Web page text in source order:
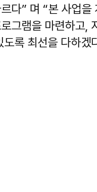
다” 며 “본 사업을
그램을 마련하고,
록 최선을 다하겠